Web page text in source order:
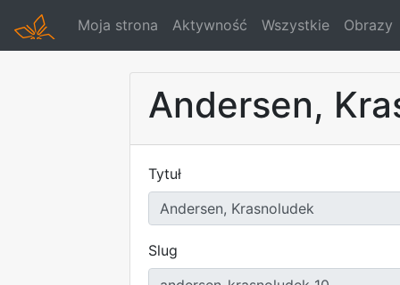
Moja strona Aktywność Wszystkie Obrazy
Andersen,
Tytuł
Slug